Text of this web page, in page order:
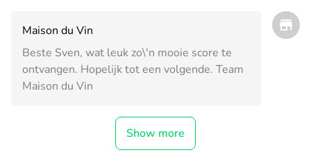
Maison du Vin
Beste Sven, wat leuk zo\'n mooie score te
ontvangen. Hopelijk tot een volgende. Team
Maison du Vin
Show more